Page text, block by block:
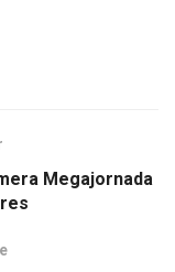
Megajornada